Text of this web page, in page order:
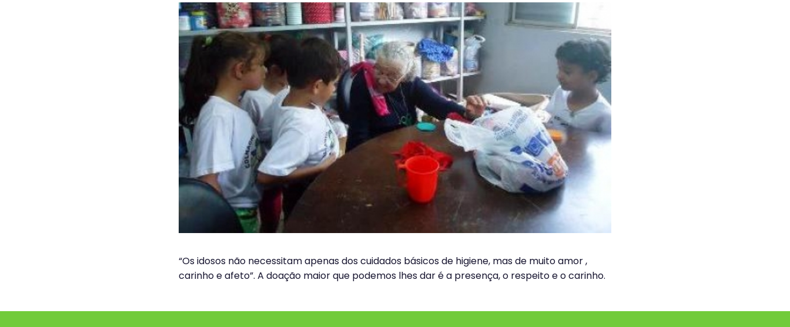
“Os idosos não necessitam apenas dos cuidados básicos de higiene, mas de muito amor ,
carinho e afeto”. A doação maior que podemos lhes dar é a presença, o respeito e o carinho.